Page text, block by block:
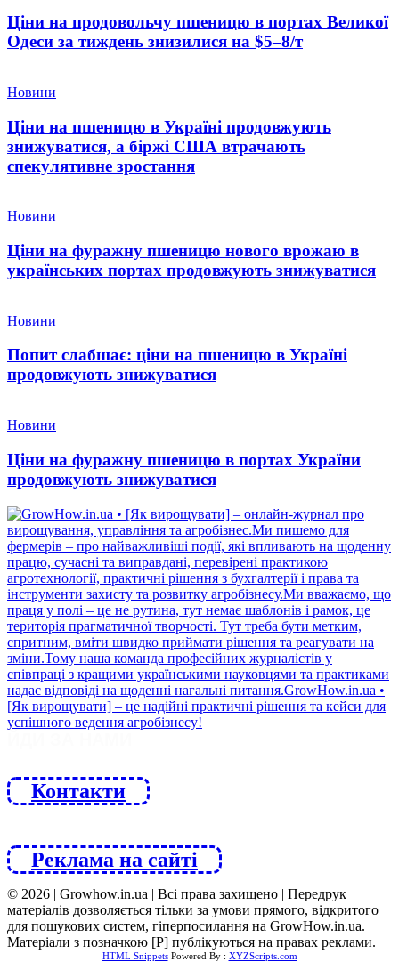
Ціни на продовольчу пшеницю в портах Великої
Одеси за тиждень знизилися на $5–8/т
Новини
Ціни на пшеницю в Україні продовжують
знижуватися, а біржі США втрачають
спекулятивне зростання
Новини
Ціни на фуражну пшеницю нового врожаю в
українських портах продовжують знижуватися
Новини
Попит слабшає: ціни на пшеницю в Україні
продовжують знижуватися
Новини
Ціни на фуражну пшеницю в портах України
продовжують знижуватися
Контакти
Реклама на сайті
© 2026 | Growhow.in.ua | Всі права захищено | Передрук
матеріалів дозволяється тільки за умови прямого, відкритого
для пошукових систем, гіперпосилання на GrowHow.in.ua.
Матеріали з позначкою [Р] публікуються на правах реклами.
HTML SnippetsPowered By : XYZScripts.com